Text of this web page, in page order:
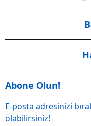
Abone Olun!
E-posta adresinizi
olabilirsiniz!